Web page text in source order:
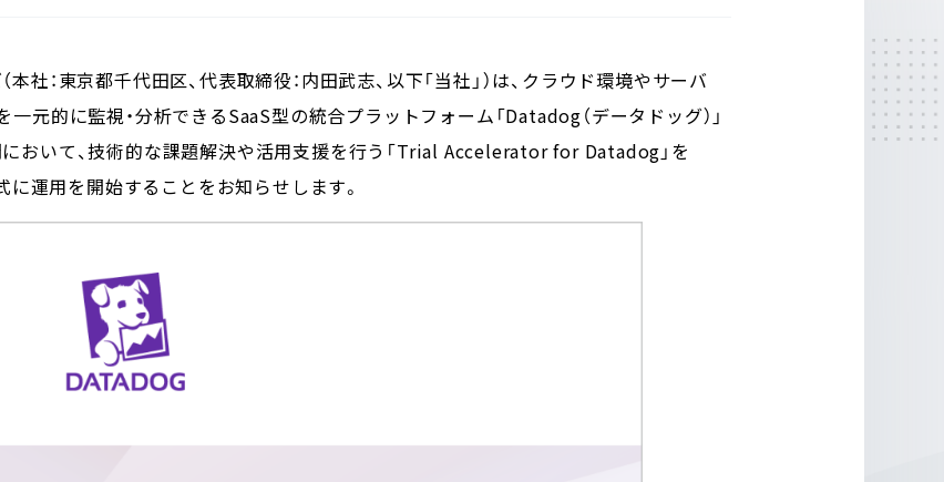
社：東京都千代田区、代表取締役：内田武志、以下「当社」）は、クラウド環境やサーバ
元的に監視・分析できるSaaS型の統合プラットフォーム「Datadog（データドッグ）」
おいて、技術的な課題解決や活用支援を行う「Trial Accelerator for Datadog」を
運用を開始することをお知らせします。